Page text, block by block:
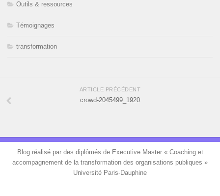
Outils & ressources
Témoignages
transformation
ARTICLE PRÉCÉDENT
crowd-2045499_1920
Blog réalisé par des diplômés de Executive Master « Coaching et
accompagnement de la transformation des organisations publiques »
Université Paris-Dauphine